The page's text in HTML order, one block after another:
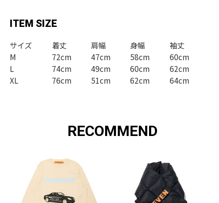
ITEM SIZE
サイズ 着丈 肩幅 身幅
袖丈
M
72cm 47cm 58cm
60cm
L
74cm 49cm 60cm
62cm
XL
76cm 51cm 62cm 64cm
RECOMMEND